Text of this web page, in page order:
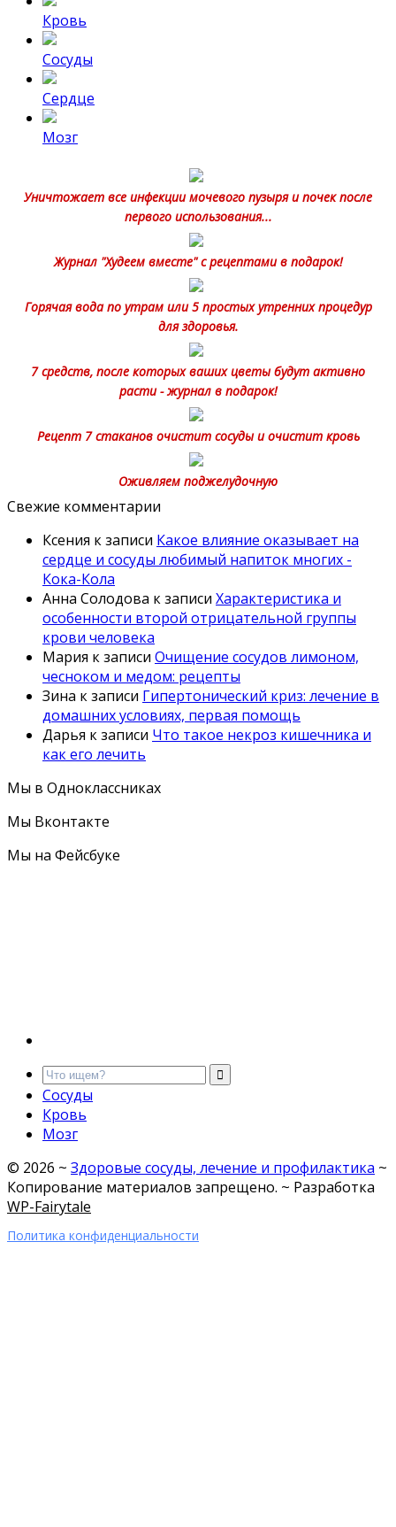
Кровь
Сосуды
Сердце
Мозг
Уничтожает все инфекции мочевого пузыря и почек после
первого использования...
Журнал "Худеем вместе" с рецептами в подарок!
Горячая вода по утрам или 5 простых утренних процедур
для здоровья.
7 средств, после которых ваших цветы будут активно
расти - журнал в подарок!
Рецепт 7 стаканов очистит сосуды и очистит кровь
Оживляем поджелудочную
Свежие комментарии
Ксения к записи Какое влияние оказывает на
сердце и сосуды любимый напиток многих -
Кока-Кола
Анна Солодова к записи Характеристика и
особенности второй отрицательной группы
крови человека
Мария к записи Очищение сосудов лимоном,
чесноком и медом: рецепты
Зина к записи Гипертонический криз: лечение в
домашних условиях, первая помощь
Дарья к записи Что такое некроз кишечника и
как его лечить
Мы в Одноклассниках
Мы Вконтакте
Мы на Фейсбуке
Сосуды
Кровь
Мозг
© 2026 ~ Здоровые сосуды, лечение и профилактика ~
Копирование материалов запрещено. ~ Разработка
WP-Fairytale
Политика конфиденциальности